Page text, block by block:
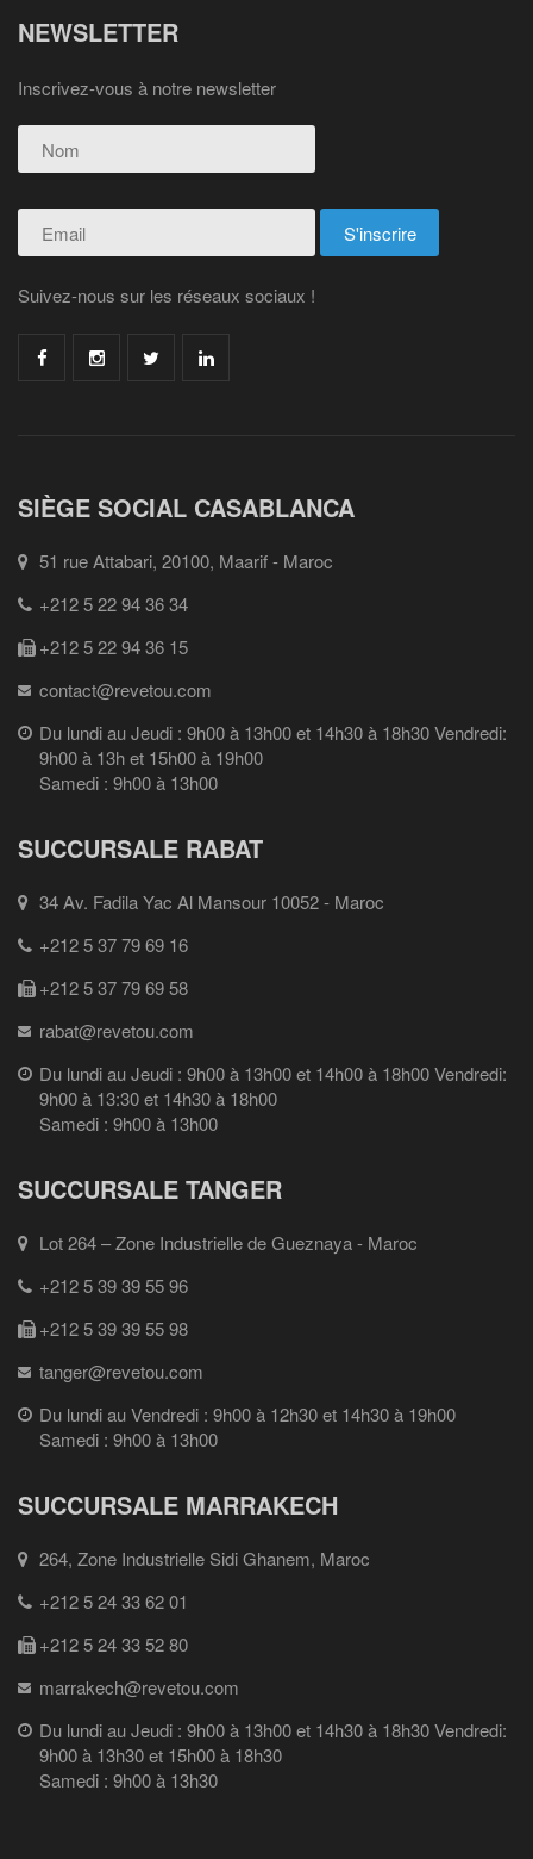
NEWSLETTER
Inscrivez-vous à notre newsletter
Suivez-nous sur les réseaux sociaux !
SIÈGE SOCIAL CASABLANCA
51 rue Attabari, 20100, Maarif - Maroc
+212 5 22 94 36 34
+212 5 22 94 36 15
contact@revetou.com
Du lundi au Jeudi : 9h00 à 13h00 et 14h30 à 18h30 Vendredi:
9h00 à 13h et 15h00 à 19h00
Samedi : 9h00 à 13h00
SUCCURSALE RABAT
34 Av. Fadila Yac Al Mansour 10052 - Maroc
+212 5 37 79 69 16
+212 5 37 79 69 58
rabat@revetou.com
Du lundi au Jeudi : 9h00 à 13h00 et 14h00 à 18h00 Vendredi:
9h00 à 13:30 et 14h30 à 18h00
Samedi : 9h00 à 13h00
SUCCURSALE TANGER
Lot 264 – Zone Industrielle de Gueznaya - Maroc
+212 5 39 39 55 96
+212 5 39 39 55 98
tanger@revetou.com
Du lundi au Vendredi : 9h00 à 12h30 et 14h30 à 19h00
Samedi : 9h00 à 13h00
SUCCURSALE MARRAKECH
264, Zone Industrielle Sidi Ghanem, Maroc
+212 5 24 33 62 01
+212 5 24 33 52 80
marrakech@revetou.com
Du lundi au Jeudi : 9h00 à 13h00 et 14h30 à 18h30 Vendredi:
9h00 à 13h30 et 15h00 à 18h30
Samedi : 9h00 à 13h30